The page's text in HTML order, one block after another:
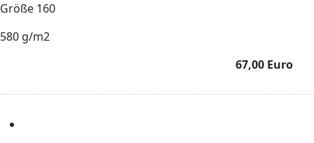
Größe 160
580 g/m2
67,00 Euro